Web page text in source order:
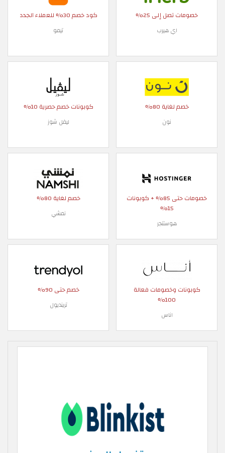
خصومات تصل إلى 25%
اي هيرب
كود خصم 30% للعملاء الجدد
تيمو
خصم لغاية 80%
نون
كوبونات خصم حصرية 10%
ليفل شوز
خصومات حتى 85% + كوبونات
15%
هوستنجر
خصم لغاية 80%
نمشي
كوبونات وخصومات فعالة
100%
اناس
خصم حتى 90%
ترينديول